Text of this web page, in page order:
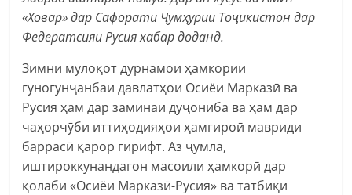
«Ховар» дар Сафорати Ҷумҳурии Тоҷикистон дар
Федератсияи Русия хабар доданд.
Зимни мулоқот дурнамои ҳамкории
гуногунҷанбаи давлатҳои Осиёи Марказӣ ва
Русия ҳам дар заминаи дуҷониба ва ҳам дар
чаҳорчӯби иттиҳодияҳои ҳамгироӣ мавриди
баррасӣ қарор гирифт. Аз ҷумла,
иштироккунандагон масоили ҳамкорӣ дар
қолаби «Осиёи Марказӣ-Русия» ва татбиқи